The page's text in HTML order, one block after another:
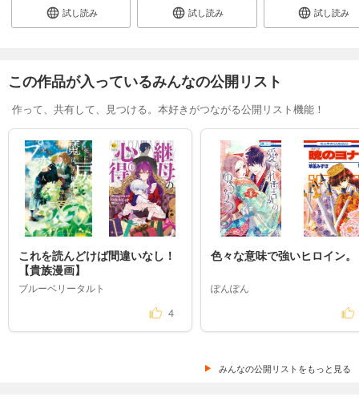
試し読み 試し読み 試し読み
この作品が入っているみんなの公開リスト
作って、共有して、見つける。本好きがつながる公開リスト機能！
これを読んどけば間違いなし！
【貴族漫画】
ブルーベリータルト
4
色々な意味で強いヒロイン。
ぽんぽん
みんなの公開リストをもっと見る